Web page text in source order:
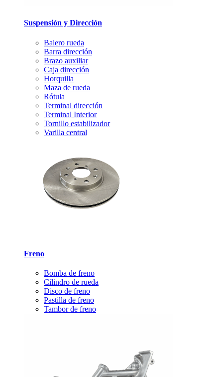
Suspensión y Dirección
Balero rueda
Barra dirección
Brazo auxiliar
Caja dirección
Horquilla
Maza de rueda
Rótula
Terminal dirección
Terminal Interior
Tornillo estabilizador
Varilla central
Freno
Bomba de freno
Cilindro de rueda
Disco de freno
Pastilla de freno
Tambor de freno